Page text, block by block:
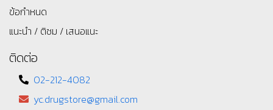
ข้อกำหนด
แนะนำ / ติชม / เสนอแนะ
ติดต่อ
02-212-4082
yc.drugstore@gmail.com